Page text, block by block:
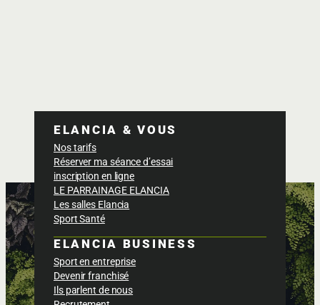
ELANCIA & VOUS
Nos tarifs
Réserver ma séance d’essai
inscription en ligne
LE PARRAINAGE ELANCIA
Les salles Elancia
Sport Santé
ELANCIA BUSINESS
Sport en entreprise
Devenir franchisé
Ils parlent de nous